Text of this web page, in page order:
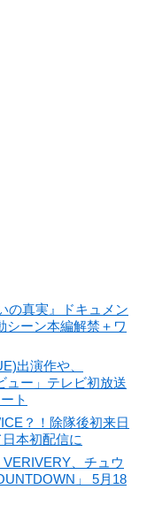
の真実』ドキュメン
シーン本編解禁＋ワ
出演作や、
ュー」テレビ初放送
ト
？！除隊後初来日
本初配信に
、チュウ
」 5月18